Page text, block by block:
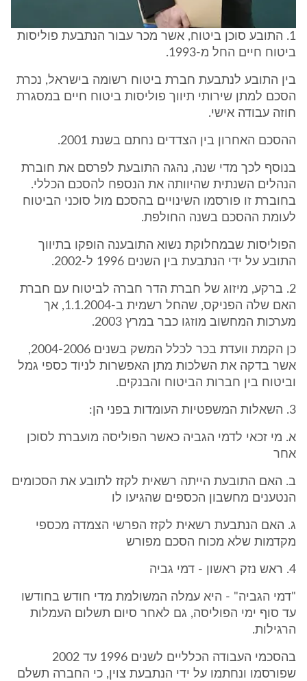
1. התובע סוכן ביטוח, אשר מכר עבור הנתבעת פוליסות
ביטוח חיים החל מ-1993.
בין התובע לנתבעת חברת ביטוח רשומה בישראל, נכרת
הסכם למתן שירותי תיווך פוליסות ביטוח חיים במסגרת
חוזה עבודה אישי.
ההסכם האחרון בין הצדדים נחתם בשנת 2001.
בנוסף לכך מדי שנה, נהגה התובעת לפרסם את חוברת
הנהלים השנתית שהיוותה את הנספח להסכם הכללי.
בחוברת זו פורסמו השינויים בהסכם מול סוכני הביטוח
לעומת ההסכם בשנה החולפת.
הפוליסות שבמחלוקת נשוא התובענה הופקו בתיווך
התובע על ידי הנתבעת בין השנים 1996 ל-2002.
2. ברקע, מיזוג של חברת הדר חברה לביטוח עם חברת
האם שלה הפניקס, שהחל רשמית ב-1.1.2004, אך
מערכות המחשוב מוזגו כבר במרץ 2003.
כן הקמת וועדת בכר לכלל המשק בשנים 2004-2006,
אשר בדקה את השלכות מתן האפשרות לניוד כספי גמל
וביטוח בין חברות הביטוח והבנקים.
3. השאלות המשפטיות העומדות בפני הן:
א. מי זכאי לדמי הגביה כאשר הפוליסה מועברת לסוכן
אחר
ב. האם התובעת הייתה רשאית לקזז לתובע את הסכומים
הנטענים מחשבון הכספים שהגיעו לו
ג. האם הנתבעת רשאית לקזז הפרשי הצמדה מכספי
מקדמות שלא מכוח הסכם מפורש
4. ראש נזק ראשון - דמי גביה
"דמי הגביה" - היא עמלה המשולמת מדי חודש בחודשו
עד סוף ימי הפוליסה, גם לאחר סיום תשלום העמלות
הרגילות.
בהסכמי העבודה הכלליים לשנים 1996 עד 2002
שפורסמו ונחתמו על ידי הנתבעת צוין, כי החברה תשלם